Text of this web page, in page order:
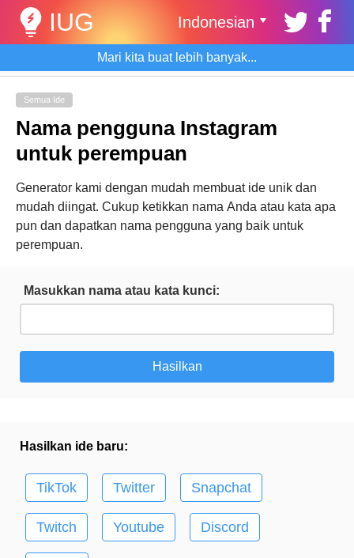
IUG
Mari kita buat lebih banyak...
Indonesian
Semua Ide
Nama pengguna Instagram
untuk perempuan
Generator kami dengan mudah membuat ide unik dan
mudah diingat. Cukup ketikkan nama Anda atau kata apa
pun dan dapatkan nama pengguna yang baik untuk
perempuan.
Masukkan nama atau kata kunci:
Hasilkan ide baru:
TikTok Twitter Snapchat
Twitch Youtube Discord